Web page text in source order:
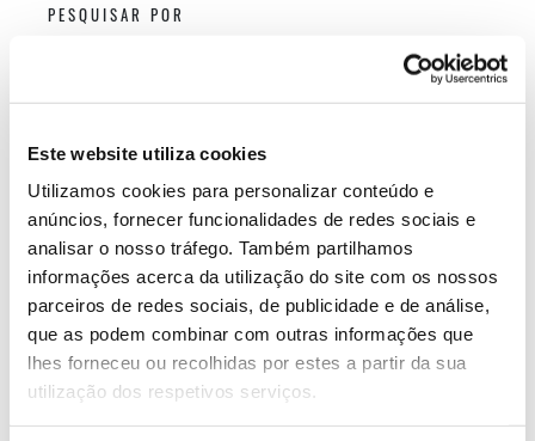
Este website utiliza cookies
Utilizamos cookies para personalizar conteúdo e
anúncios, fornecer funcionalidades de redes sociais e
analisar o nosso tráfego. Também partilhamos
informações acerca da utilização do site com os nossos
parceiros de redes sociais, de publicidade e de análise,
que as podem combinar com outras informações que
lhes forneceu ou recolhidas por estes a partir da sua
utilização dos respetivos serviços.
PESQUISAR POR
Que fatores contribuíram para a
redução da área florestal em Portugal
até ao século XX?
O que quer dizer “os solos em Portugal
são esqueléticos e pobres”?
Antes dos adubos químicos, como se
garantia a fertilidade dos terrenos de